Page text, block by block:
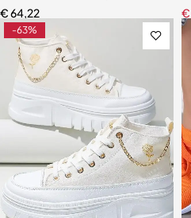
€64,22 €
-63%